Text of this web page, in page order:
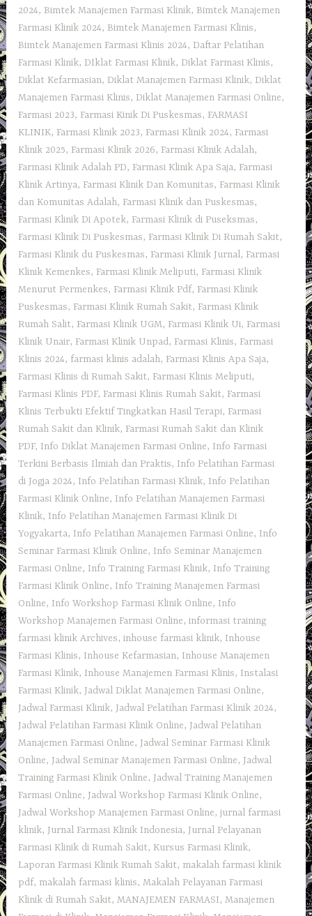
2024, Bimtek Manajemen Farmasi Klinik, Bimtek Manajemen
Farmasi Klinik 2024, Bimtek Manajemen Farmasi Klinis,
Bimtek Manajemen Farmasi Klinis 2024,Daftar Pelatihan
Farmasi Klinik,DIklat Farmasi Klinik,Diklat Farmasi Klinis,
Diklat Kefarmasian,Diklat Manajemen Farmasi Klinik,Diklat
Manajemen Farmasi Klinis,Diklat Manajemen Farmasi Online,
Farmasi 2023, Farmasi Kinik Di Puskesmas, FARMASI
KLINIK, Farmasi Klinik 2023, Farmasi Klinik 2024, Farmasi
Klinik 2025, Farmasi Klinik 2026, Farmasi Klinik Adalah,
Farmasi Klinik Adalah PD, Farmasi Klinik Apa Saja, Farmasi
Klinik Artinya, Farmasi Klinik Dan Komunitas, Farmasi Klinik
dan Komunitas Adalah, Farmasi Klinik dan Puskesmas,
Farmasi Klinik Di Apotek, Farmasi Klinik di Puseksmas,
Farmasi Klinik Di Puskesmas, Farmasi Klinik Di Rumah Sakit,
Farmasi Klinik du Puskesmas, Farmasi Klinik Jurnal, Farmasi
Klinik Kemenkes, Farmasi Klinik Meliputi, Farmasi Klinik
Menurut Permenkes, Farmasi Klinik Pdf, Farmasi Klinik
Puskesmas, Farmasi Klinik Rumah Sakit, Farmasi Klinik
Rumah Salit, Farmasi Klinik UGM, Farmasi Klinik Ui, Farmasi
Klinik Unair, Farmasi Klinik Unpad, Farmasi Klinis, Farmasi
Klinis 2024, farmasi klinis adalah, Farmasi Klinis Apa Saja,
Farmasi Klinis di Rumah Sakit, Farmasi Klinis Meliputi,
Farmasi Klinis PDF, Farmasi Klinis Rumah Sakit, Farmasi
Klinis Terbukti Efektif Tingkatkan Hasil Terapi, Farmasi
Rumah Sakit dan Klinik, Farmasi Rumah Sakit dan Klinik
PDF, Info Diklat Manajemen Farmasi Online, Info Farmasi
Terkini Berbasis Ilmiah dan Praktis, Info Pelatihan Farmasi
di Jogja 2024, Info Pelatihan Farmasi Klinik, Info Pelatihan
Farmasi Klinik Online, Info Pelatihan Manajemen Farmasi
Klinik, Info Pelatihan Manajemen Farmasi Klinik Di
Yogyakarta, Info Pelatihan Manajemen Farmasi Online, Info
Seminar Farmasi Klinik Online, Info Seminar Manajemen
Farmasi Online, Info Training Farmasi Klinik, Info Training
Farmasi Klinik Online, Info Training Manajemen Farmasi
Online, Info Workshop Farmasi Klinik Online, Info
Workshop Manajemen Farmasi Online,informasi training
farmasi klinik Archives,inhouse farmasi klinik, Inhouse
Farmasi Klinis, Inhouse Kefarmasian, Inhouse Manajemen
Farmasi Klinik, Inhouse Manajemen Farmasi Klinis, Instalasi
Farmasi Klinik, Jadwal Diklat Manajemen Farmasi Online,
Jadwal Farmasi Klinik, Jadwal Pelatihan Farmasi Klinik 2024,
Jadwal Pelatihan Farmasi Klinik Online, Jadwal Pelatihan
Manajemen Farmasi Online, Jadwal Seminar Farmasi Klinik
Online, Jadwal Seminar Manajemen Farmasi Online, Jadwal
Training Farmasi Klinik Online, Jadwal Training Manajemen
Farmasi Online, Jadwal Workshop Farmasi Klinik Online,
Jadwal Workshop Manajemen Farmasi Online,jurnal farmasi
klinik, Jurnal Farmasi Klinik Indonesia, Jurnal Pelayanan
Farmasi Klinik di Rumah Sakit, Kursus Farmasi Klinik,
Laporan Farmasi Klinik Rumah Sakit, makalah farmasi klinik
pdf, makalah farmasi klinis,Makalah Pelayanan Farmasi
Klinik di Rumah Sakit,MANAJEMEN FARMASI,Manajemen